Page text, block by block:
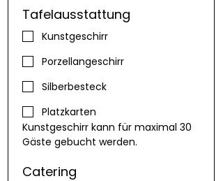
Tafelausstattung
Kunstgeschirr
Porzellangeschirr
Silberbesteck
Platzkarten
Kunstgeschirr kann für maximal 30
Gäste gebucht werden.
Catering